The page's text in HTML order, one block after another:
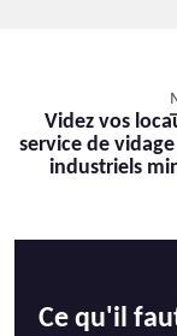
Videz vos
service de
industriels
Ce qu'il